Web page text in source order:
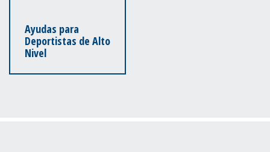
Ayudas para
Deportistas de Alto
Nivel